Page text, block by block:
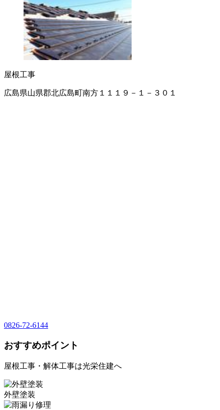
屋根工事
広島県山県郡北広島町南方１１１９－１－３０１
0826-72-6144
おすすめポイント
屋根工事・解体工事は光栄住建へ
外壁塗装